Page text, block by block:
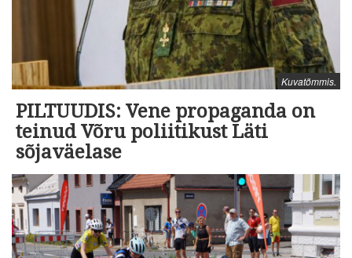
Kuvatõmmis.
PILTUUDIS: Vene propaganda on
teinud Võru poliitikust Läti
sõjaväelase